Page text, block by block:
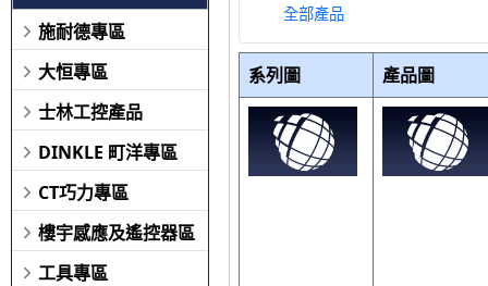
施耐德專區
大恒專區
士林工控產品
DINKLE 町洋專區
CT巧力專區
樓宇感應及遙控器區
工具專區
全部產品
系列圖 產品圖